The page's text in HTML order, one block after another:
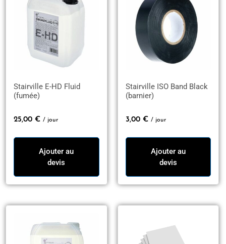
Stairville E-HD Fluid
(fumée)
25,00 € / jour
Ajouter au
devis
Stairville ISO Band Black
(barnier)
3,00 € / jour
Ajouter au
devis